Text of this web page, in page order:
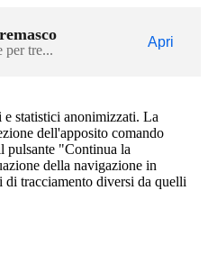
per tre...
Apri
statistici anonimizzati. La
dell'apposito comando
pulsante "Continua la
della navigazione in
di tracciamento diversi da quelli